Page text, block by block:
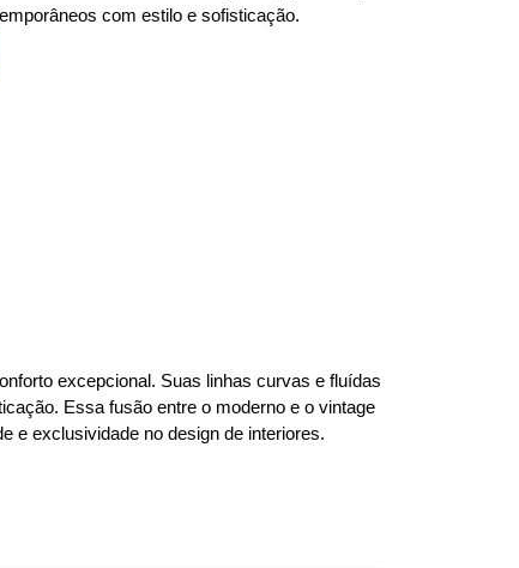
com estilo e sofisticação.
excepcional. Suas linhas curvas e fluídas
Essa fusão entre o moderno e o vintage
e exclusividade no design de interiores.